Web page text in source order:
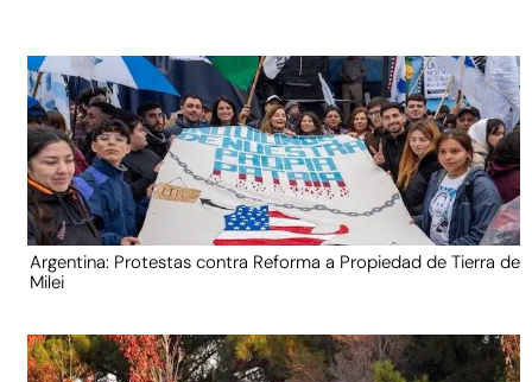
Argentina: Protestas contra Reforma a Propiedad de Tierra de
Milei